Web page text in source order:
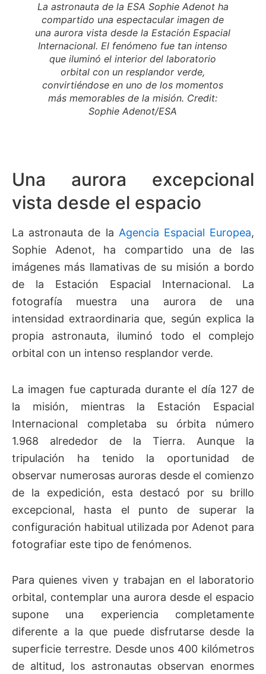
La astronauta de la ESA Sophie Adenot ha
compartido una espectacular imagen de
una aurora vista desde la Estación Espacial
Internacional. El fenómeno fue tan intenso
que iluminó el interior del laboratorio
orbital con un resplandor verde,
convirtiéndose en uno de los momentos
más memorables de la misión. Credit:
Sophie Adenot/ESA
Una aurora excepcional
vista desde el espacio
La astronauta de la Agencia Espacial Europea,
Sophie Adenot, ha compartido una de las
imágenes más llamativas de su misión a bordo
de la Estación Espacial Internacional. La
fotografía muestra una aurora de una
intensidad extraordinaria que, según explica la
propia astronauta, iluminó todo el complejo
orbital con un intenso resplandor verde.
La imagen fue capturada durante el día 127 de
la misión, mientras la Estación Espacial
Internacional completaba su órbita número
1.968 alrededor de la Tierra. Aunque la
tripulación ha tenido la oportunidad de
observar numerosas auroras desde el comienzo
de la expedición, esta destacó por su brillo
excepcional, hasta el punto de superar la
configuración habitual utilizada por Adenot para
fotografiar este tipo de fenómenos.
Para quienes viven y trabajan en el laboratorio
orbital, contemplar una aurora desde el espacio
supone una experiencia completamente
diferente a la que puede disfrutarse desde la
superficie terrestre. Desde unos 400 kilómetros
de altitud, los astronautas observan enormes